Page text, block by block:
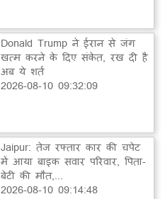
Donald Trump ने ईरान से जंग
खत्म करने के दिए संकेत, रख दी है
अब ये शर्त
2026-08-10 09:32:09
Jaipur: तेज रफ्तार कार की चपेट
में आया बाइक सवार परिवार, पिता-
बेटी की मौत,...
2026-08-10 09:14:48